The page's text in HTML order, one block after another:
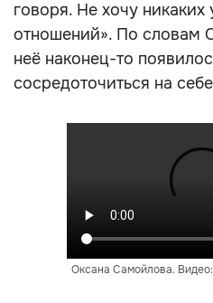
говоря. Не хочу
отношений». По словам
неё наконец-то
сосредоточиться на
Оксана Самойлова.